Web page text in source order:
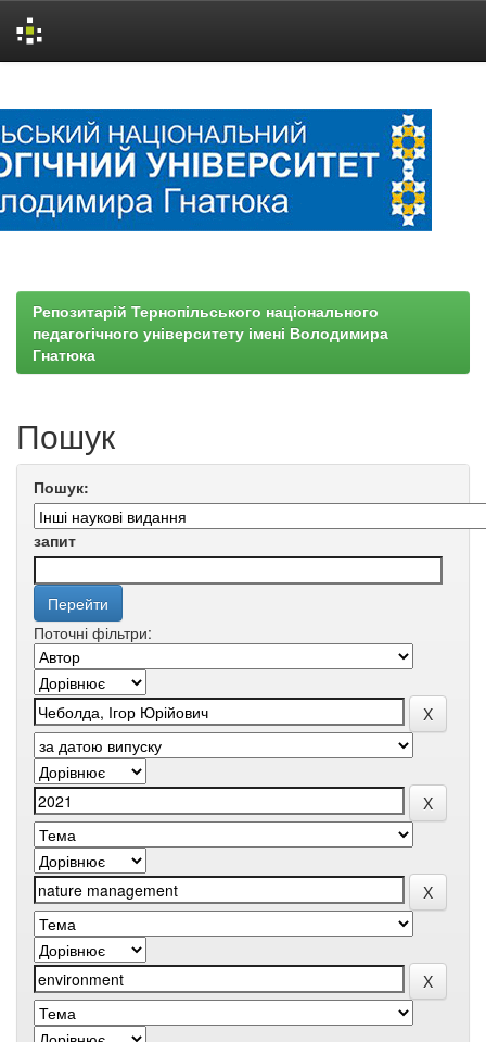
Репозитарій Тернопільського національного
педагогічного університету імені Володимира
Гнатюка
Пошук
Пошук:
запит
Поточні фільтри: